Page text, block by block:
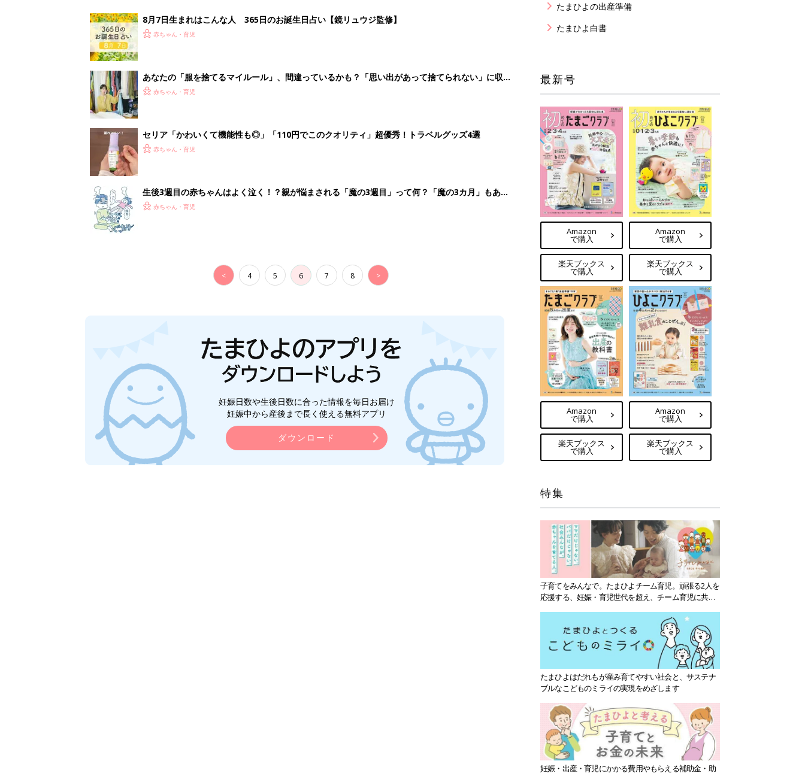
8月7日生まれはこんな人 365日のお誕生日占い【鏡リュウジ監修】
赤ちゃん・育児
あなたの「服を捨てるマイルール」、間違っているかも？「思い出があって捨てられない」に収納
スタイリストが喝！
赤ちゃん・育児
セリア「かわいくて機能性も◎」「110円でこのクオリティ」超優秀！トラベルグッズ4選
赤ちゃん・育児
生後3週目の赤ちゃんはよく泣く！？親が悩まされる「魔の3週目」って何？「魔の3カ月」もある
って本当？【専門家】
赤ちゃん・育児
< 4 5 6 7 8 >
妊娠日数や生後日数に合った情報を毎日お届け
妊娠中から産後まで長く使える無料アプリ
ダウンロード
たまひよの出産準備
たまひよ白書
最新号
Amazon
で購入
楽天ブックス
で購入
Amazon
で購入
楽天ブックス
で購入
Amazon
で購入
楽天ブックス
で購入
Amazon
で購入
楽天ブックス
で購入
特集
子育てをみんなで。たまひよチーム育児。頑張る2人を
応援する、妊娠・育児世代を超え、チーム育児に共感
たまひよはだれもが産み育てやすい社会と、サステナ
ブルなこどものミライの実現をめざします
妊娠・出産・育児にかかる費用やもらえる補助金・助